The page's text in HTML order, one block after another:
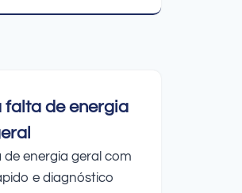
falta de energia
energia geral com
e diagnóstico